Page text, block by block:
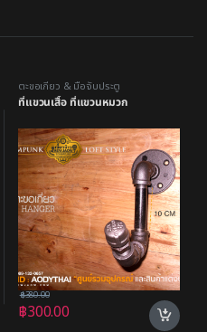
ตะขอเกี่ยว & มือจับประตู
ที่แขวนเสื้อ ที่แขวนหมวก
฿300.00
฿380.00